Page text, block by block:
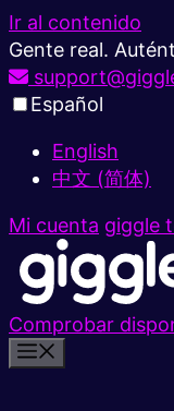
Ir al contenido
Gente real.
Español
English
中文 (简体)
Mi cuenta giggle
Comprobar